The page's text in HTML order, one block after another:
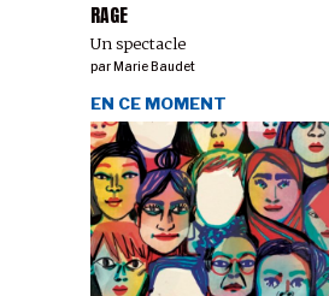
RAGE
Un spectacle
par Marie Baudet
EN CE MOMENT